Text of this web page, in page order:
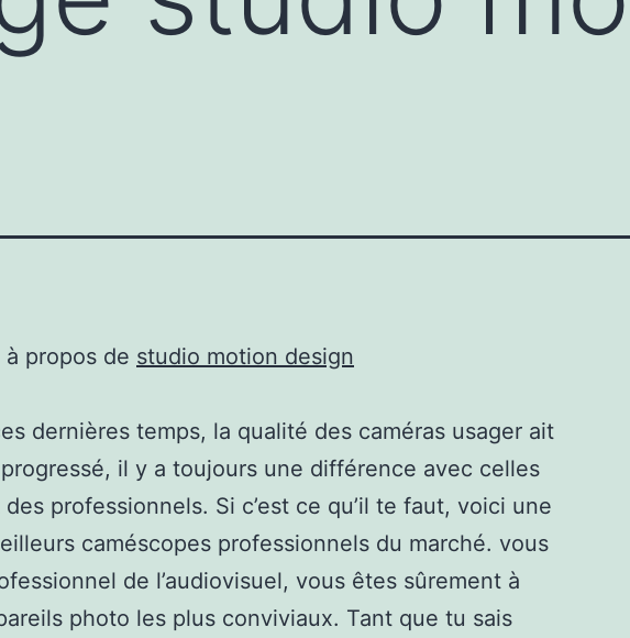
propos de studio motion design
dernières temps, la qualité des caméras usager ait
il y a toujours une différence avec celles
professionnels. Si c’est ce qu’il te faut, voici une
caméscopes professionnels du marché. vous
de l’audiovisuel, vous êtes sûrement à
photo les plus conviviaux. Tant que tu sais